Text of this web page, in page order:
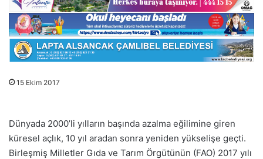
15 Ekim 2017
Dünyada 2000’li yılların başında azalma eğilimine giren
küresel açlık, 10 yıl aradan sonra yeniden yükselişe geçti.
Birleşmiş Milletler Gıda ve Tarım Örgütünün (FAO) 2017 yılı